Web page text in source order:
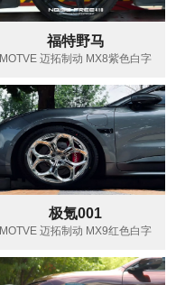
福特野马
MOTVE 迈拓制动 MX8紫色白字
极氪001
MOTVE 迈拓制动 MX9红色白字